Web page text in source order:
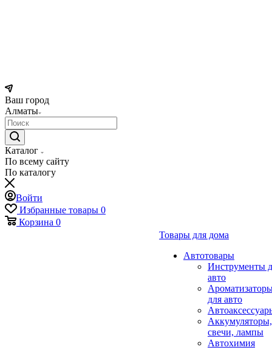
Ваш город
Алматы
Каталог
По всему сайту
По каталогу
Войти
Избранные товары 0
Корзина 0
Товары для дома
Автотовары
Инструменты
авто
для авто
Аккумуляторы,
свечи, лампы
Автохимия